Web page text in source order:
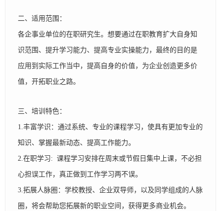
二、适用范围：
各企事业单位的在职研究生。想要通过在职教育扩大自身知
识范围、提升学习能力、提高专业实操能力，最终的目的是
应用到实际工作当中，提高自身的价值，为企业创造更多价
值，开拓职业之路。
三、培训特色：
1.丰富学识：通过系统、专业的课程学习，使具有更加专业的
知识、掌握最新动态、提高工作能力。
2.在职学习: 课程学习安排在周末或节假日集中上课，不必担
心担误工作，真正做到工作学习两不误。
3.拓展人脉圈：学校教授、企业双导师，以及同学组成的人脉
圈，将会帮助您拓展新的职业空间，获得更多商业机会。